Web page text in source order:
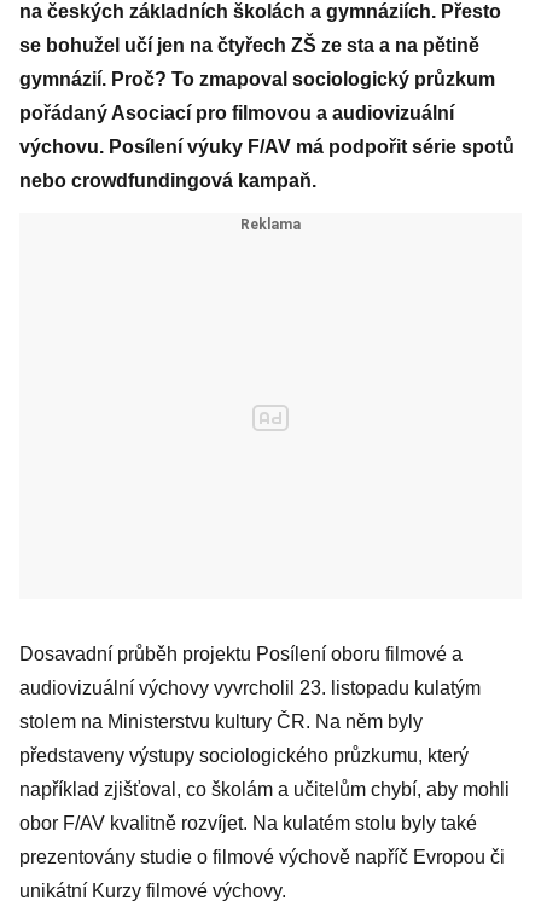
na českých základních školách a gymnáziích. Přesto
se bohužel učí jen na čtyřech ZŠ ze sta a na pětině
gymnázií. Proč? To zmapoval sociologický průzkum
pořádaný Asociací pro filmovou a audiovizuální
výchovu. Posílení výuky F/AV má podpořit série spotů
nebo crowdfundingová kampaň.
Dosavadní průběh projektu Posílení oboru filmové a
audiovizuální výchovy vyvrcholil 23. listopadu kulatým
stolem na Ministerstvu kultury ČR. Na něm byly
představeny výstupy sociologického průzkumu, který
například zjišťoval, co školám a učitelům chybí, aby mohli
obor F/AV kvalitně rozvíjet. Na kulatém stolu byly také
prezentovány studie o filmové výchově napříč Evropou či
unikátní Kurzy filmové výchovy.